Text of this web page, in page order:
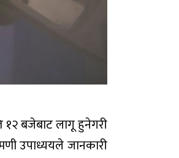
१२ बजेबाट लागू हुनेगरी
उपाध्ययले जानकारी